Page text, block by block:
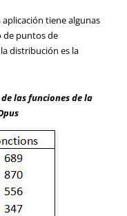
aplicación tiene algunas
de puntos de
distribución es la
las funciones de la